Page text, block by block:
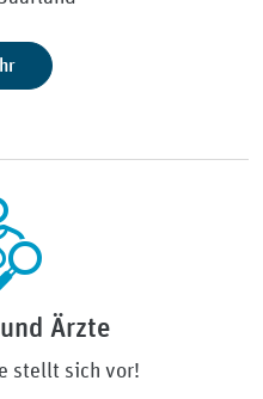
Ärzte
stellt sich vor!